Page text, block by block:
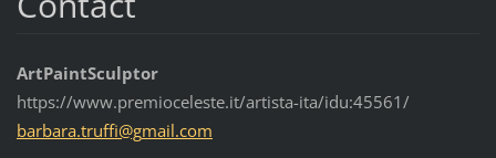
ArtPaintSculptor
https://www.premioceleste.it/artista-ita/idu:45561/
barbara.truffi@gmail.com